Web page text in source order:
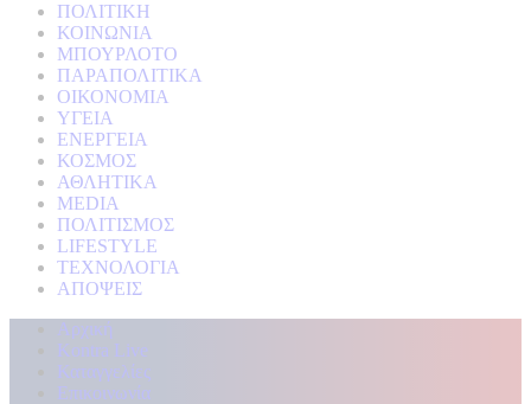
ΠΟΛΙΤΙΚΗ
ΚΟΙΝΩΝΙΑ
ΜΠΟΥΡΛΟΤΟ
ΠΑΡΑΠΟΛΙΤΙΚΑ
ΟΙΚΟΝΟΜΙΑ
ΥΓΕΙΑ
ΕΝΕΡΓΕΙΑ
ΚΟΣΜΟΣ
ΑΘΛΗΤΙΚΑ
MEDIA
ΠΟΛΙΤΙΣΜΟΣ
LIFESTYLE
ΤΕΧΝΟΛΟΓΙΑ
ΑΠΟΨΕΙΣ
Αρχική
Kontra Live
Καταγγελίες
Επικοινωνία